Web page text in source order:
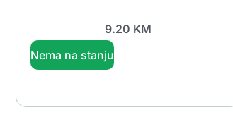
9.20 KM
Nema na stanju